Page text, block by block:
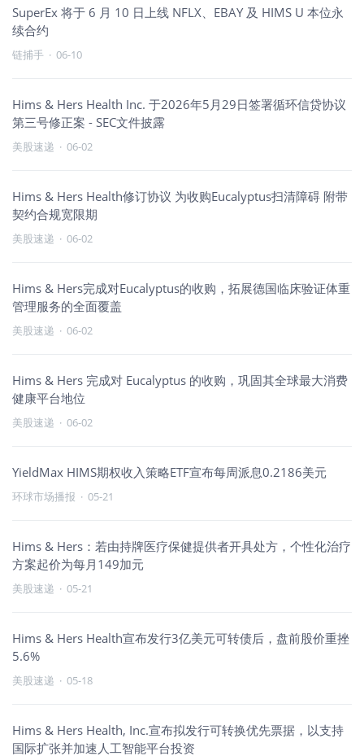
SuperEx 将于 6 月 10 日上线 NFLX、EBAY 及 HIMS U 本位永
续合约
链捕手 · 06-10
Hims & Hers Health Inc. 于2026年5月29日签署循环信贷协议
第三号修正案 - SEC文件披露
美股速递 · 06-02
Hims & Hers Health修订协议 为收购Eucalyptus扫清障碍 附带
契约合规宽限期
美股速递 · 06-02
Hims & Hers完成对Eucalyptus的收购，拓展德国临床验证体重
管理服务的全面覆盖
美股速递 · 06-02
Hims & Hers 完成对 Eucalyptus 的收购，巩固其全球最大消费
健康平台地位
美股速递 · 06-02
YieldMax HIMS期权收入策略ETF宣布每周派息0.2186美元
环球市场播报 · 05-21
Hims & Hers：若由持牌医疗保健提供者开具处方，个性化治疗
方案起价为每月149加元
美股速递 · 05-21
Hims & Hers Health宣布发行3亿美元可转债后，盘前股价重挫
5.6%
美股速递 · 05-18
Hims & Hers Health, Inc.宣布拟发行可转换优先票据，以支持
国际扩张并加速人工智能平台投资